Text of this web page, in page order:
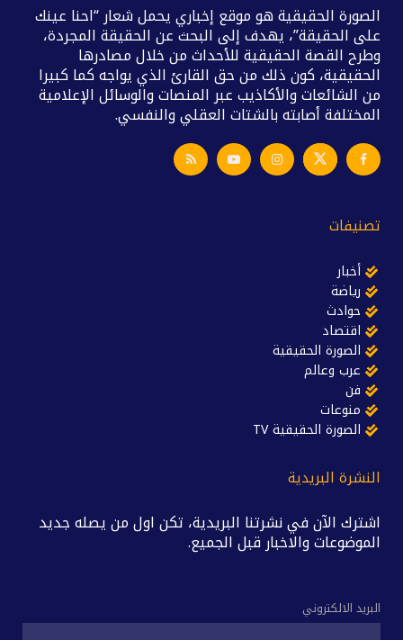
الصورة الحقيقية هو موقع إخباري يحمل شعار “احنا عينك
على الحقيقة”، يهدف إلى البحث عن الحقيقة المجردة،
وطرح القصة الحقيقية للأحداث من خلال مصادرها
الحقيقية، كون ذلك من حق القارئ الذي يواجه كما كبيرا
من الشائعات والأكاذيب عبر المنصات والوسائل الإعلامية
المختلفة أصابته بالشتات العقلي والنفسي.
تصنيفات
أخبار
رياضة
حوادث
اقتصاد
الصورة الحقيقية
عرب وعالم
فن
منوعات
الصورة الحقيقية TV
النشرة البريدية
اشترك الآن في نشرتنا البريدية، تكن اول من يصله جديد
الموضوعات والاخبار قبل الجميع.
البريد الالكتروني